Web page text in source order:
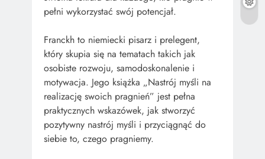
pełni wykorzystać swój potencjał.
Franckh to niemiecki pisarz i prelegent,
który skupia się na tematach takich jak
osobiste rozwoju, samodoskonalenie i
motywacja. Jego książka „Nastrój myśli na
realizację swoich pragnień” jest pełna
praktycznych wskazówek, jak stworzyć
pozytywny nastrój myśli i przyciągnąć do
siebie to, czego pragniemy.